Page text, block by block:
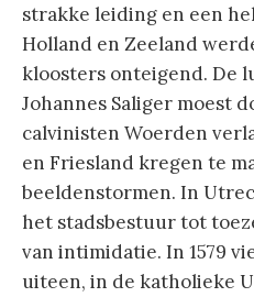
strakke leiding en een
Holland en Zeeland
kloosters onteigend. De
Johannes Saliger moest
calvinisten Woerden
en Friesland kregen te
beeldenstormen. In
het stadsbestuur tot
van intimidatie. In 1579
uiteen, in de katholieke